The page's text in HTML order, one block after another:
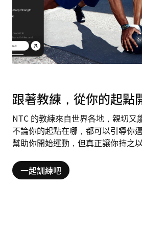
跟著教練，從你的起點
NTC 的教練來自世界各地，親切又
不論你的起點在哪，都可以引導你
幫助你開始運動，但真正讓你持之
一起訓練吧